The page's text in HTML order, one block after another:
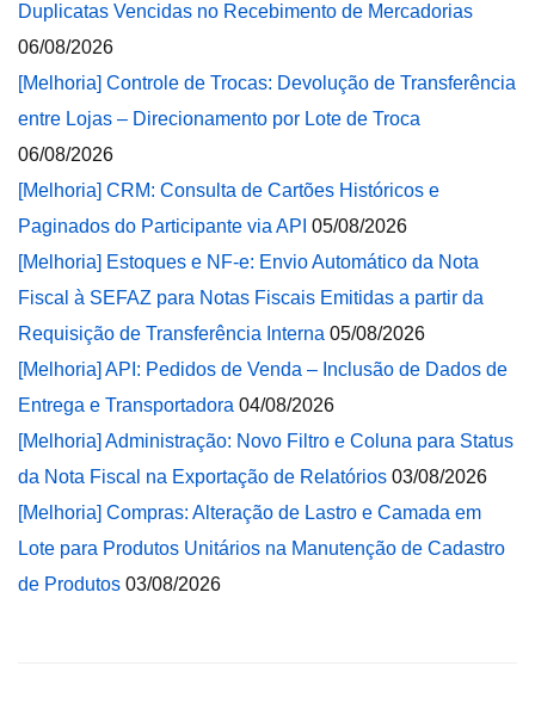
Duplicatas Vencidas no Recebimento de Mercadorias
06/08/2026
[Melhoria] Controle de Trocas: Devolução de Transferência
entre Lojas – Direcionamento por Lote de Troca
06/08/2026
[Melhoria] CRM: Consulta de Cartões Históricos e
Paginados do Participante via API 05/08/2026
[Melhoria] Estoques e NF-e: Envio Automático da Nota
Fiscal à SEFAZ para Notas Fiscais Emitidas a partir da
Requisição de Transferência Interna 05/08/2026
[Melhoria] API: Pedidos de Venda – Inclusão de Dados de
Entrega e Transportadora 04/08/2026
[Melhoria] Administração: Novo Filtro e Coluna para Status
da Nota Fiscal na Exportação de Relatórios 03/08/2026
[Melhoria] Compras: Alteração de Lastro e Camada em
Lote para Produtos Unitários na Manutenção de Cadastro
de Produtos 03/08/2026